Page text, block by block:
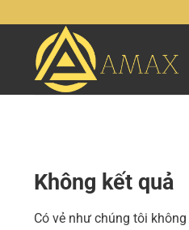
đến
Không kết quả
Có vẻ như chúng tôi